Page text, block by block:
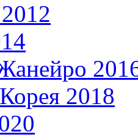
2018